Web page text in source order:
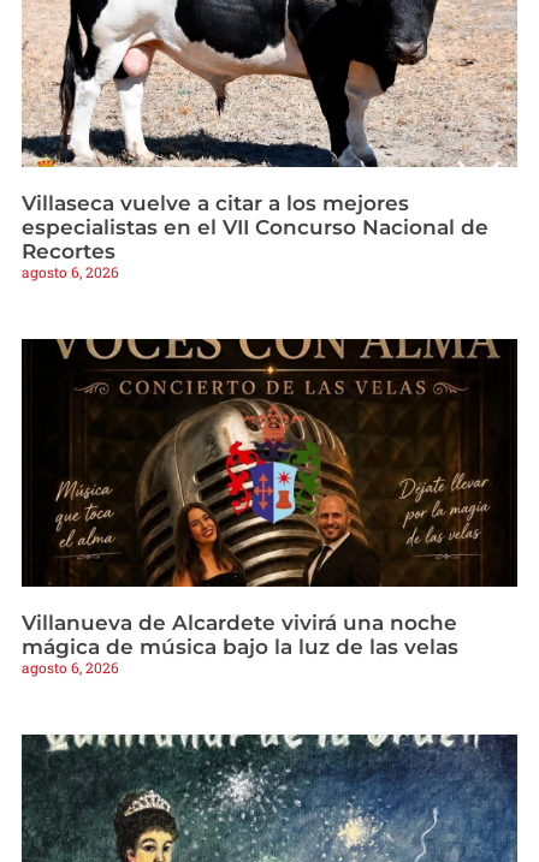
Villaseca vuelve a citar a los mejores
especialistas en el VII Concurso Nacional de
Recortes
agosto 6, 2026
Villanueva de Alcardete vivirá una noche
mágica de música bajo la luz de las velas
agosto 6, 2026